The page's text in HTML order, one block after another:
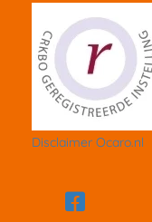
Disclaimer Ocaro.nl